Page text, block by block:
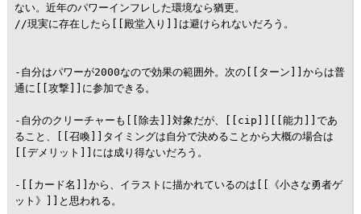
ない。近年のパワーインフレした環境なら猶更。
//現実に存在したら[[殿堂入り]]は避けられないだろう。
-自分はパワーが2000なので効果の範囲外。次の[[ターン]]からは普
通に[[攻撃]]に参加できる。
-自分のクリーチャーも[[除去]]対象だが、[[cip]][[能力]]であ
ること、[[召喚]]タイミングは自分で決めることから大概の場合は
[[デメリット]]には成り得ないだろう。
-[[カード名]]から、イラストに描かれているのは[[《小さな勇者ゲ
ット》]]と思われる。